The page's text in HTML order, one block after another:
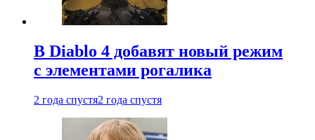
В Diablo 4 добавят новый режим
с элементами рогалика
2 года спустя2 года спустя